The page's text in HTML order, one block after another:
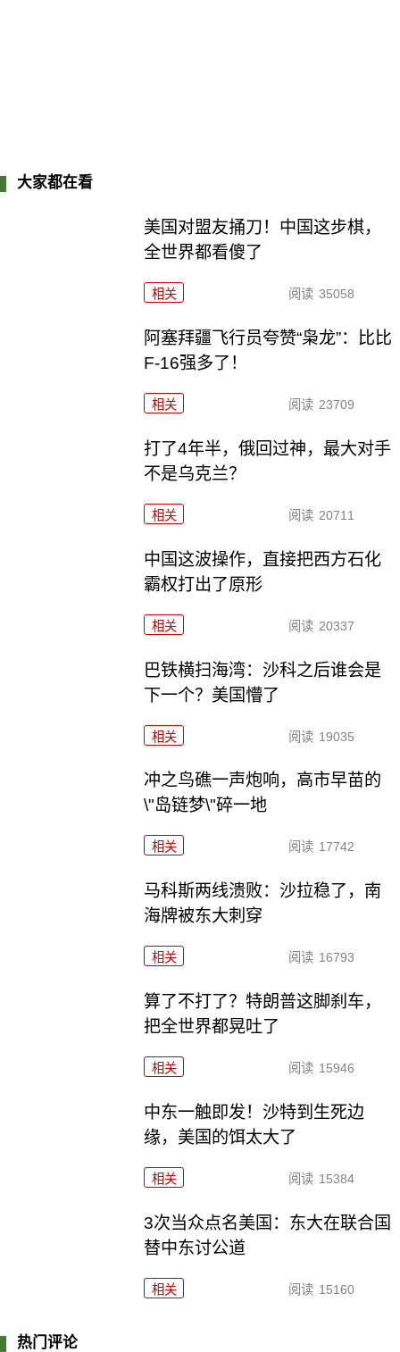
大家都在看
美国对盟友捅刀！中国这步棋，
全世界都看傻了
相关 阅读 35058
阿塞拜疆飞行员夸赞“枭龙”：比比
F-16强多了！
相关 阅读 23709
打了4年半，俄回过神，最大对手
不是乌克兰？
相关 阅读 20711
中国这波操作，直接把西方石化
霸权打出了原形
相关 阅读 20337
巴铁横扫海湾：沙科之后谁会是
下一个？美国懵了
相关 阅读 19035
冲之鸟礁一声炮响，高市早苗的
\"岛链梦\"碎一地
相关 阅读 17742
马科斯两线溃败：沙拉稳了，南
海牌被东大刺穿
相关 阅读 16793
算了不打了？特朗普这脚刹车，
把全世界都晃吐了
相关 阅读 15946
中东一触即发！沙特到生死边
缘，美国的饵太大了
相关 阅读 15384
3次当众点名美国：东大在联合国
替中东讨公道
相关 阅读 15160
热门评论